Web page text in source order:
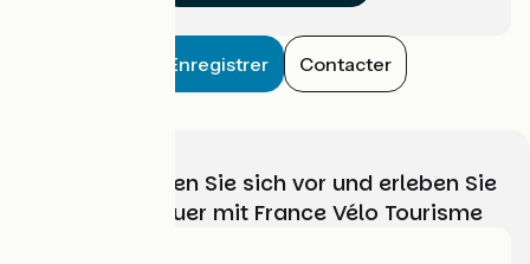
Enregistrer Contacter
Wählen, bereiten Sie sich vor und erleben Sie
Ihr Radabenteuer mit France Vélo Tourisme